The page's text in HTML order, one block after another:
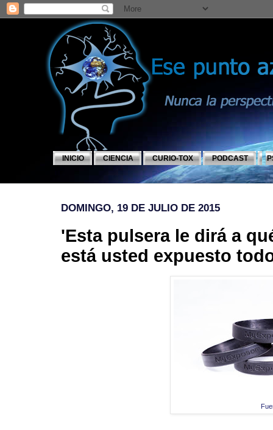
INICIO CIENCIA CURIO-TOX PODCAST
DOMINGO, 19 DE JULIO DE 2015
'Esta pulsera le dirá a
está usted expuesto